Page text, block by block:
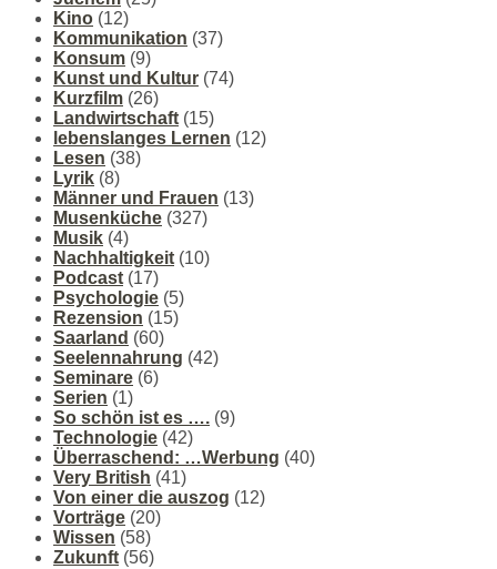
Kino (12)
Kommunikation (37)
Konsum (9)
Kunst und Kultur (74)
Kurzfilm (26)
Landwirtschaft (15)
lebenslanges Lernen (12)
Lesen (38)
Lyrik (8)
Männer und Frauen (13)
Musenküche (327)
Musik (4)
Nachhaltigkeit (10)
Podcast (17)
Psychologie (5)
Rezension (15)
Saarland (60)
Seelennahrung (42)
Seminare (6)
Serien (1)
So schön ist es …. (9)
Technologie (42)
Überraschend: …Werbung (40)
Very British (41)
Von einer die auszog (12)
Vorträge (20)
Wissen (58)
Zukunft (56)